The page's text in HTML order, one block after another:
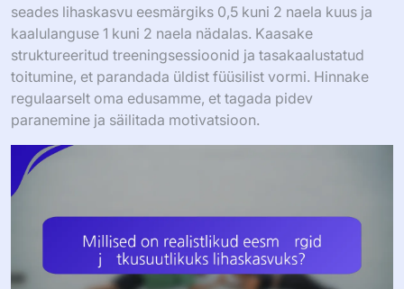
seades lihaskasvu eesmärgiks 0,5 kuni 2 naela kuus ja
kaalulanguse 1 kuni 2 naela nädalas. Kaasake
struktureeritud treeningsessioonid ja tasakaalustatud
toitumine, et parandada üldist füüsilist vormi. Hinnake
regulaarselt oma edusamme, et tagada pidev
paranemine ja säilitada motivatsioon.